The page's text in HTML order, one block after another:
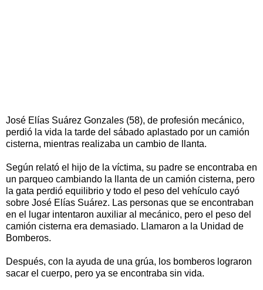
José Elías Suárez Gonzales (58), de profesión mecánico,
perdió la vida la tarde del sábado aplastado por un camión
cisterna, mientras realizaba un cambio de llanta.
Según relató el hijo de la víctima, su padre se encontraba en
un parqueo cambiando la llanta de un camión cisterna, pero
la gata perdió equilibrio y todo el peso del vehículo cayó
sobre José Elías Suárez. Las personas que se encontraban
en el lugar intentaron auxiliar al mecánico, pero el peso del
camión cisterna era demasiado. Llamaron a la Unidad de
Bomberos.
Después, con la ayuda de una grúa, los bomberos lograron
sacar el cuerpo, pero ya se encontraba sin vida.